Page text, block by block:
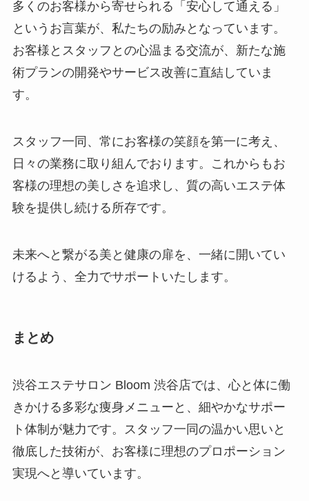
多くのお客様から寄せられる「安心して通える」
というお言葉が、私たちの励みとなっています。
お客様とスタッフとの心温まる交流が、新たな施
術プランの開発やサービス改善に直結していま
す。
スタッフ一同、常にお客様の笑顔を第一に考え、
日々の業務に取り組んでおります。これからもお
客様の理想の美しさを追求し、質の高いエステ体
験を提供し続ける所存です。
未来へと繋がる美と健康の扉を、一緒に開いてい
けるよう、全力でサポートいたします。
まとめ
渋谷エステサロン Bloom 渋谷店では、心と体に働
きかける多彩な痩身メニューと、細やかなサポー
ト体制が魅力です。スタッフ一同の温かい思いと
徹底した技術が、お客様に理想のプロポーション
実現へと導いています。